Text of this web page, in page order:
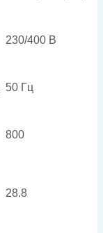
230/400 В
50 Гц
800
28.8